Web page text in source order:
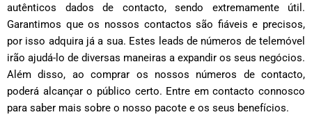
autênticos dados de contacto, sendo extremamente útil.
Garantimos que os nossos contactos são fiáveis ​​e precisos,
por isso adquira já a sua. Estes leads de números de telemóvel
irão ajudá-lo de diversas maneiras a expandir os seus negócios.
Além disso, ao comprar os nossos números de contacto,
poderá alcançar o público certo. Entre em contacto connosco
para saber mais sobre o nosso pacote e os seus benefícios.